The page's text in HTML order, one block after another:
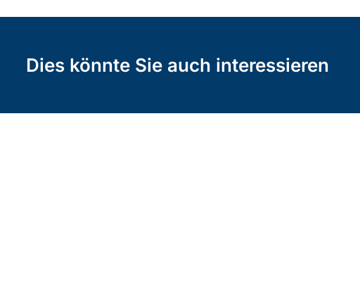
Dies könnte Sie auch interessieren